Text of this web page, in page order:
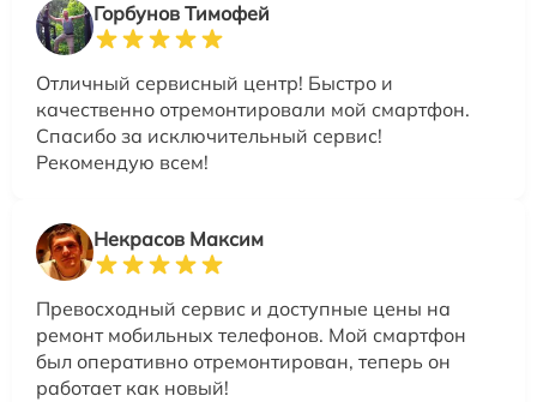
Горбунов Тимофей
Отличный сервисный центр! Быстро и
качественно отремонтировали мой смартфон.
Спасибо за исключительный сервис!
Рекомендую всем!
Некрасов Максим
Превосходный сервис и доступные цены на
ремонт мобильных телефонов. Мой смартфон
был оперативно отремонтирован, теперь он
работает как новый!